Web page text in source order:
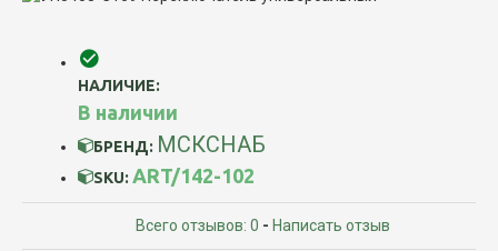
НАЛИЧИЕ:
В наличии
БРЕНД: МСКСНАБ
SKU: ART/142-102
Всего отзывов: 0 - Написать отзыв